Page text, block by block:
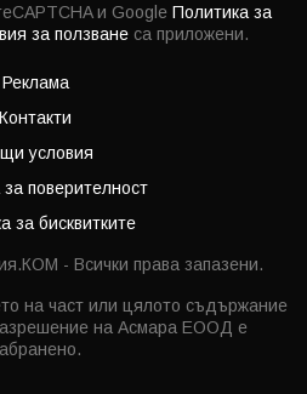
и Google Политика за
за ползване са приложени.
Реклама
Контакти
условия
поверителност
за бисквитките
- Всички права запазени.
на част или цялото съдържание
на Асмара ЕООД е